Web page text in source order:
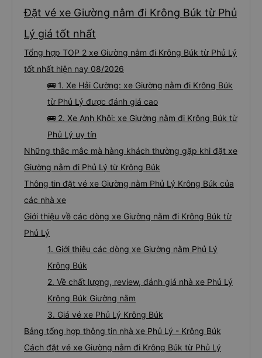
Đặt vé xe Giường nằm đi Krông Búk từ Phủ
Lý giá tốt nhất
Tổng hợp TOP 2 xe Giường nằm đi Krông Búk từ Phủ Lý
tốt nhất hiện nay 08/2026
🚌 1. Xe Hải Cường: xe Giường nằm đi Krông Búk
từ Phủ Lý được đánh giá cao
🚌 2. Xe Anh Khôi: xe Giường nằm đi Krông Búk từ
Phủ Lý uy tín
Những thắc mắc mà hàng khách thường gặp khi đặt xe
Giường nằm đi Phủ Lý từ Krông Búk
Thông tin đặt vé xe Giường nằm Phủ Lý Krông Búk của
các nhà xe
Giới thiệu về các dòng xe Giường nằm đi Krông Búk từ
Phủ Lý
1. Giới thiệu các dòng xe Giường nằm Phủ Lý
Krông Búk
2. Về chất lượng, review, đánh giá nhà xe Phủ Lý
Krông Búk Giường nằm
3. Giá vé xe Phủ Lý Krông Búk
Bảng tổng hợp thông tin nhà xe Phủ Lý - Krông Búk
Cách đặt vé xe Giường nằm đi Krông Búk từ Phủ Lý